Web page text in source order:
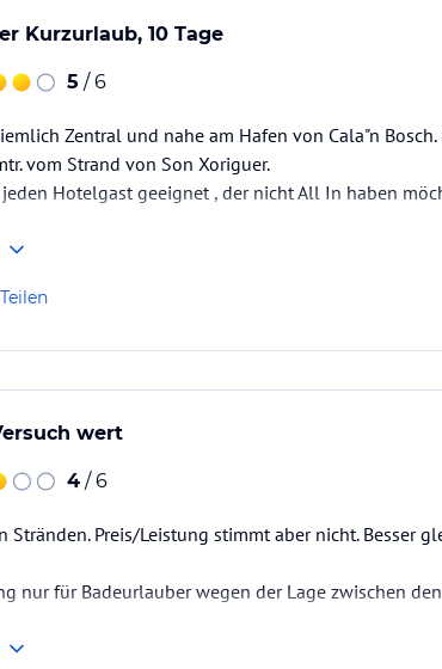
Kurzurlaub, 10 Tage
5 / 6
Zentral und nahe am Hafen von Cala"n
vom Strand von Son Xoriguer.
Hotelgast geeignet , der nicht All In haben
Teilen
wert
4 / 6
Stränden. Preis/Leistung stimmt aber nicht. Besser
nur für Badeurlauber wegen der Lage zwischen